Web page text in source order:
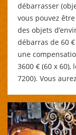
débarrasser
vous pouvez
des objets
débarras de 60
une
3600 € (60 x 60),
7200). Vous